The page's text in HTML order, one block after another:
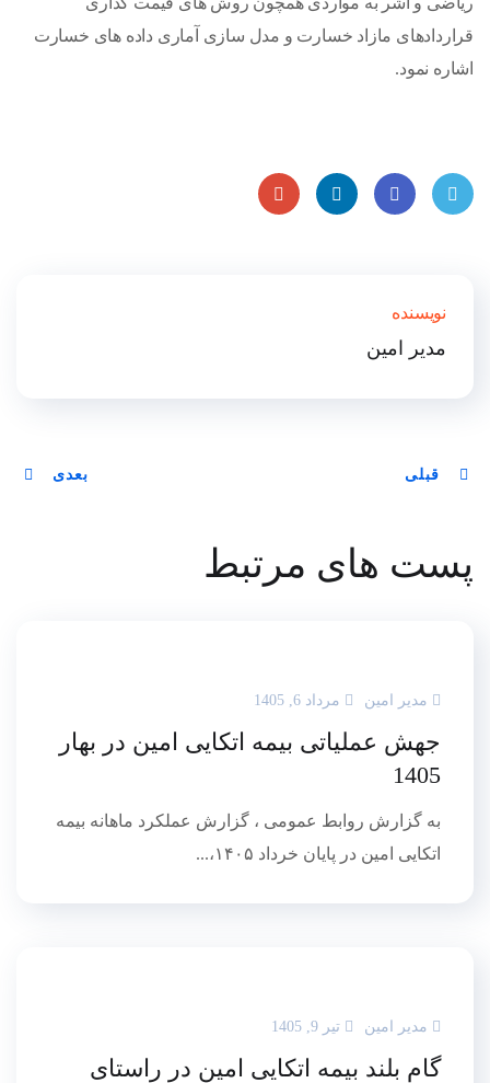
قراردادهای مازاد خسارت و مدل سازی آماری داده های خسارت
اشاره نمود.
نویسنده
مدیر امین
قبلی بعدی
پست های مرتبط
مدیر امین مرداد 6, 1405
جهش عملیاتی بیمه اتکایی امین در بهار
1405
به گزارش روابط عمومی ، گزارش عملکرد ماهانه بیمه
اتکایی امین در پایان خرداد ۱۴۰۵،...
مدیر امین تیر 9, 1405
گام بلند بیمه اتکایی امین در راستای